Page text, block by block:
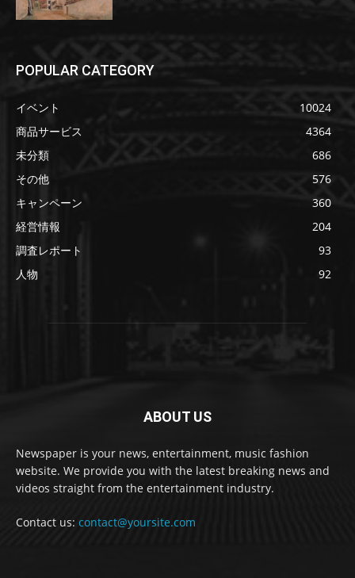
POPULAR CATEGORY
イベント
10024
商品サービス
4364
未分類
686
その他
576
キャンペーン
360
経営情報
204
調査レポート
93
人物
92
ABOUT US
Newspaper is your news, entertainment, music fashion
website. We provide you with the latest breaking news and
videos straight from the entertainment industry.
Contact us: contact@yoursite.com